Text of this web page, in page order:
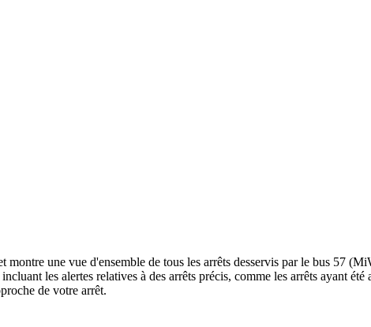
une vue d'ensemble de tous les arrêts desservis par le bus 57
les alertes relatives à des arrêts précis, comme les arrêts ayant été
de votre arrêt.